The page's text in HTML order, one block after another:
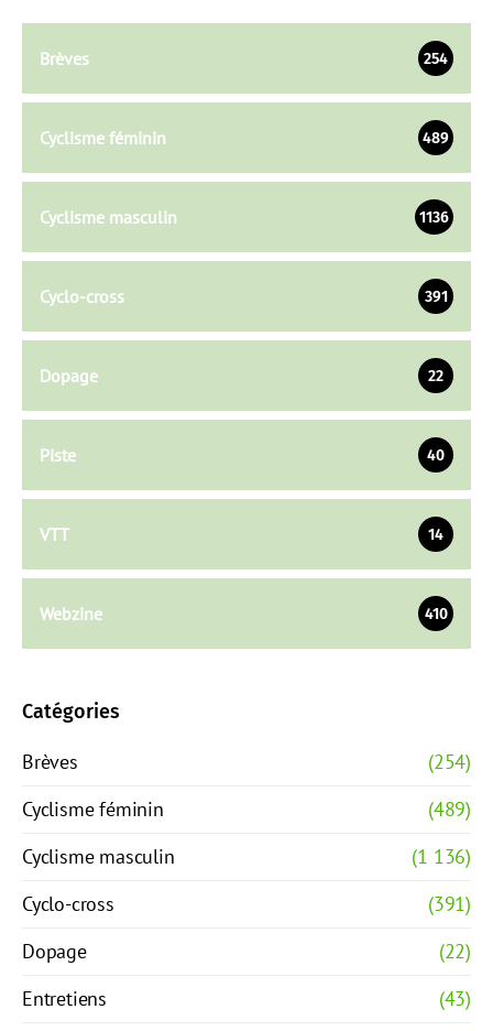
Brèves 254
Cyclisme féminin 489
Cyclisme masculin 1136
Cyclo-cross 391
Dopage 22
Piste 40
VTT 14
Webzine 410
Catégories
Brèves
(254)
Cyclisme féminin
(489)
Cyclisme masculin
(1 136)
Cyclo-cross
(391)
Dopage
(22)
Entretiens
(43)